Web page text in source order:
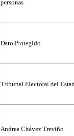
personas
Dato Protegido
Tribunal Electoral del
Andrea Chávez Treviño